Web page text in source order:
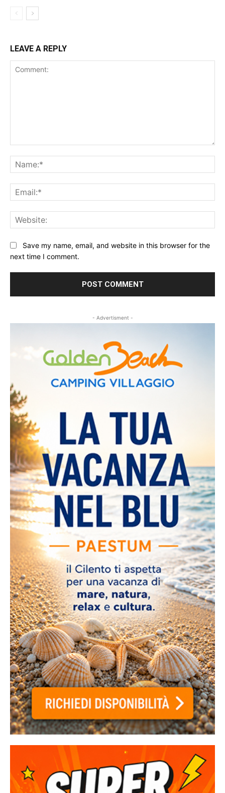
LEAVE A REPLY
Save my name, email, and website in this browser for the
next time I comment.
- Advertisment -